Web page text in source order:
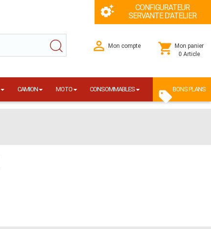
CONFIGURATEUR
SERVANTE D'ATELIER
Mon compte
Mon panier
0 Article
CAMION MOTO CONSOMMABLES BONS PLANS